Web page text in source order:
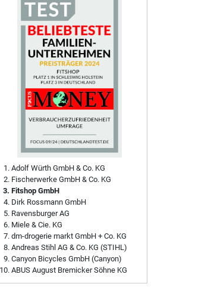
Adolf Würth GmbH & Co. KG
Fischerwerke GmbH & Co. KG
Fitshop GmbH
Dirk Rossmann GmbH
Ravensburger AG
Miele & Cie. KG
dm-drogerie markt GmbH + Co. KG
Andreas Stihl AG & Co. KG (STIHL)
Canyon Bicycles GmbH (Canyon)
ABUS August Bremicker Söhne KG